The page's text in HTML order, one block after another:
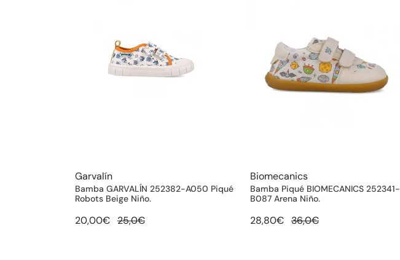
Garvalín
Bamba GARVALÍN 252382-A050 Piqué
Robots Beige Niño.
20,00€ 25,0€
Biomecanics
Bamba Piqué BIOMECANICS 252341-
B087 Arena Niño.
28,80€ 36,0€